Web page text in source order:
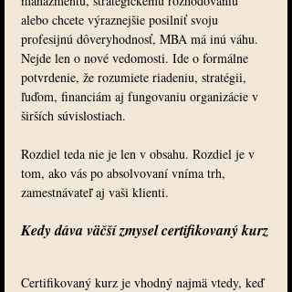
alebo chcete výraznejšie posilniť svoju
profesijnú dôveryhodnosť, MBA má inú váhu.
Nejde len o nové vedomosti. Ide o formálne
potvrdenie, že rozumiete riadeniu, stratégii,
ľuďom, financiám aj fungovaniu organizácie v
širších súvislostiach.
Rozdiel teda nie je len v obsahu. Rozdiel je v
tom, ako vás po absolvovaní vníma trh,
zamestnávateľ aj vaši klienti.
Kedy dáva väčší zmysel certifikovaný kurz
Certifikovaný kurz je vhodný najmä vtedy, keď